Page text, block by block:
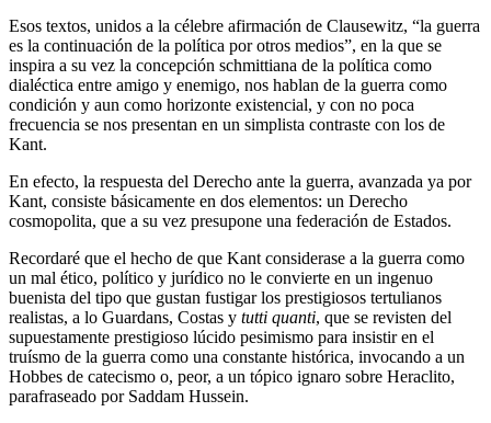
Esos textos, unidos a la célebre afirmación de Clausewitz, “la guerra
es la continuación de la política por otros medios”, en la que se
inspira a su vez la concepción schmittiana de la política como
dialéctica entre amigo y enemigo, nos hablan de la guerra como
condición y aun como horizonte existencial, y con no poca
frecuencia se nos presentan en un simplista contraste con los de
Kant.
En efecto, la respuesta del Derecho ante la guerra, avanzada ya por
Kant, consiste básicamente en dos elementos: un Derecho
cosmopolita, que a su vez presupone una federación de Estados.
Recordaré que el hecho de que Kant considerase a la guerra como
un mal ético, político y jurídico no le convierte en un ingenuo
buenista del tipo que gustan fustigar los prestigiosos tertulianos
realistas, a lo Guardans, Costas y tutti quanti, que se revisten del
supuestamente prestigioso lúcido pesimismo para insistir en el
truísmo de la guerra como una constante histórica, invocando a un
Hobbes de catecismo o, peor, a un tópico ignaro sobre Heraclito,
parafraseado por Saddam Hussein.